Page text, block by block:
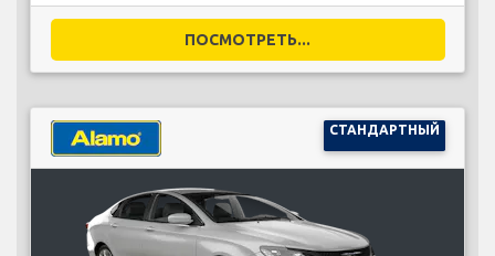
ПОСМОТРЕТЬ...
СТАНДАРТНЫЙ